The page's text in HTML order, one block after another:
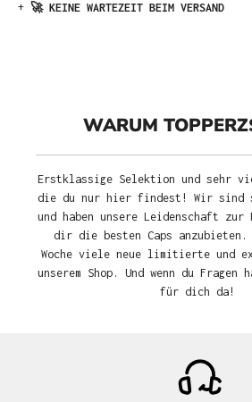
+ 🚀 KEINE WARTEZEIT BEIM VERSAND
WARUM
Erstklassige Selektion und sehr
die du nur hier findest! Wir sind
und haben unsere Leidenschaft zur
dir die besten Caps
Woche viele neue limitierte und
unserem Shop. Und wenn du
für dich da!